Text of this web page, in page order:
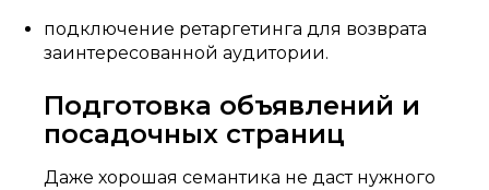
подключение ретаргетинга для возврата
заинтересованной аудитории.
Подготовка объявлений и
посадочных страниц
Даже хорошая семантика не даст нужного